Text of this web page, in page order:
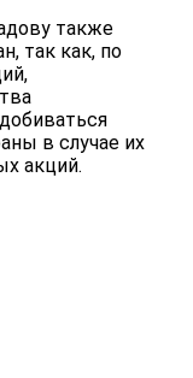
также
так как, по
в случае их
акций.